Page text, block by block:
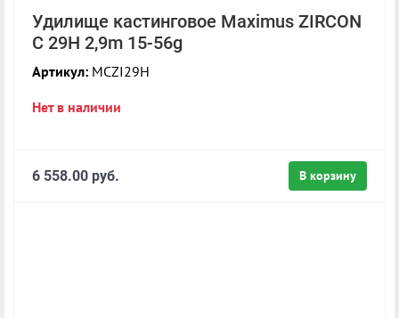
Удилище кастинговое Maximus ZIRCON
C 29H 2,9m 15-56g
Артикул: MCZI29H
Нет в наличии
В корзину
6 558.00 руб.